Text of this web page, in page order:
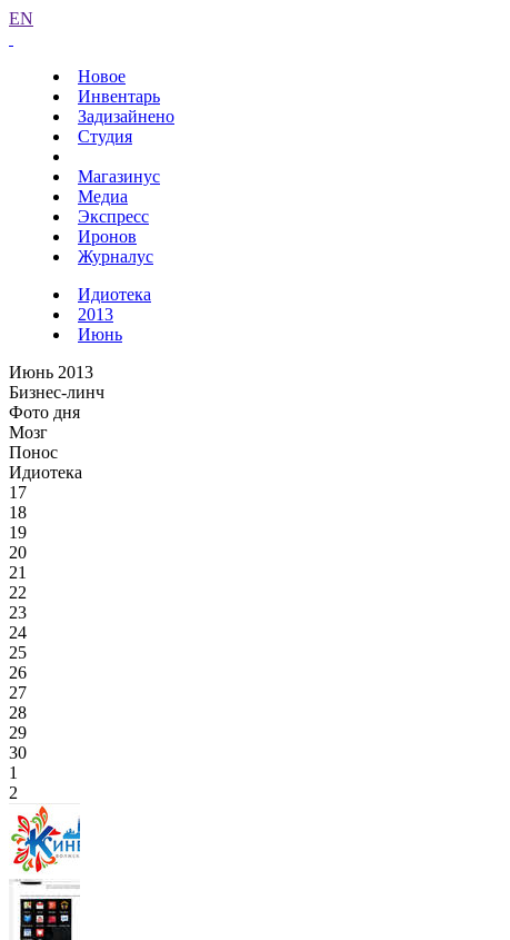
EN
Новое
Инвентарь
Задизайнено
Студия
Магазинус
Медиа
Экспресс
Иронов
Журналус
Идиотека
2013
Июнь
Июнь 2013
Бизнес-линч
Фото дня
Мозг
Понос
Идиотека
17
18
19
20
21
22
23
24
25
26
27
28
29
30
1
2